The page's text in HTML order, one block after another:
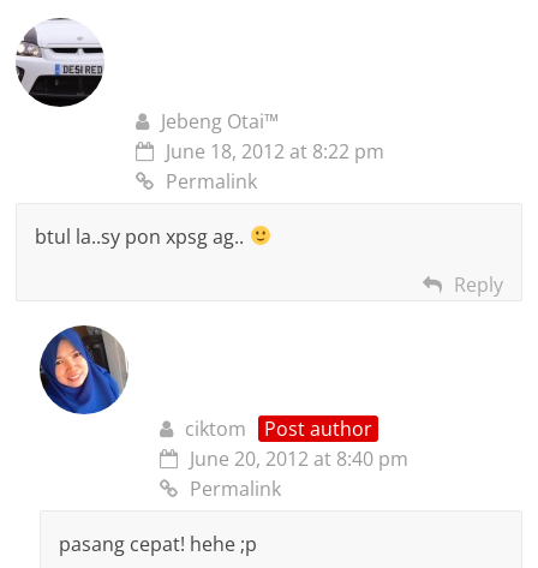
Jebeng Otai™
June 18, 2012 at 8:22 pm
Permalink
btul la..sy pon xpsg ag..
Reply
ciktom
Post author
June 20, 2012 at 8:40 pm
Permalink
pasang cepat! hehe ;p